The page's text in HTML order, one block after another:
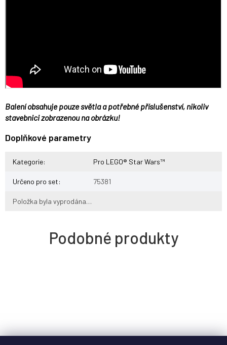
Balení obsahuje pouze světla a potřebné příslušenství, nikoliv
stavebnici zobrazenou na obrázku!
Doplňkové parametry
Kategorie: Pro LEGO® Star Wars™
Určeno pro set: 75381
Položka byla vyprodána…